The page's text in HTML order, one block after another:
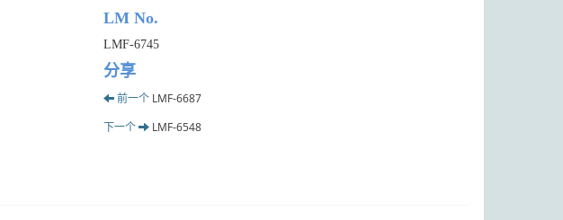
LM No.
LMF-6745
分享
前一个 LMF-6687
下一个
LMF-6548